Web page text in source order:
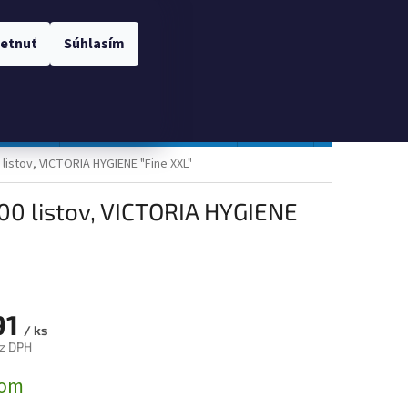
Súhlasím
VICTORIA HYGIENE "Fine XXL"
VICTORIA HYGIENE
/ ks
DPH